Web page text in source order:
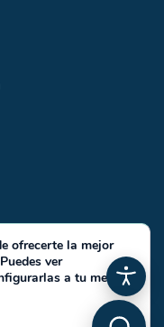
cultivamos la infancia
ofrecerte la mejor
ver
a tu medida